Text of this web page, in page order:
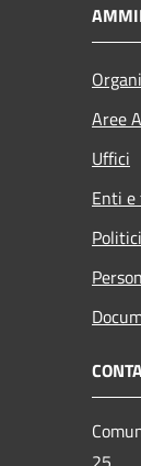
Aree
Uffici
Enti e
Politici